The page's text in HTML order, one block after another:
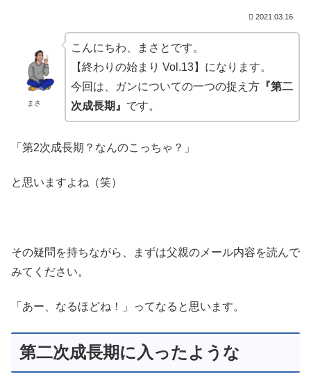
2021.03.16
まさ
こんにちわ、まさとです。
【終わりの始まり Vol.13】になります。
今回は、ガンについての一つの捉え方『第二
次成長期』 です。
「第2次成長期？なんのこっちゃ？」
と思いますよね（笑）
その疑問を持ちながら、まずは父親のメール内容を読んで
みてください。
「あー、なるほどね！」ってなると思います。
第二次成長期に入ったような